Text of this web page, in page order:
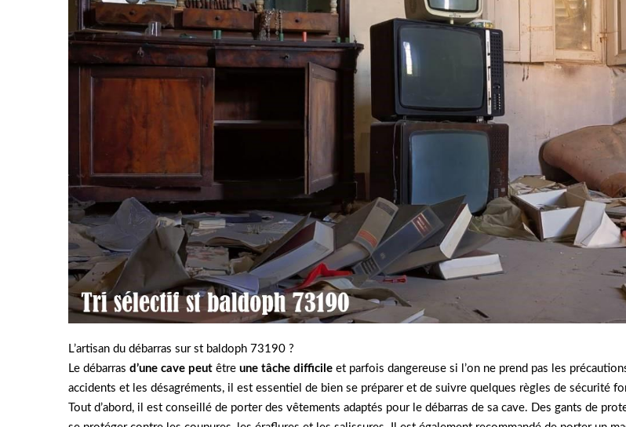
L’artisan du débarras sur st baldoph 73190 ?
Le débarras d’une cave peut être une tâche difficile et parfois dangereuse si l’on ne prend pas les
accidents et les désagréments, il est essentiel de bien se préparer et de suivre quelques règles de sécurité
Tout d’abord, il est conseillé de porter des vêtements adaptés pour le débarras de sa cave. Des gants de